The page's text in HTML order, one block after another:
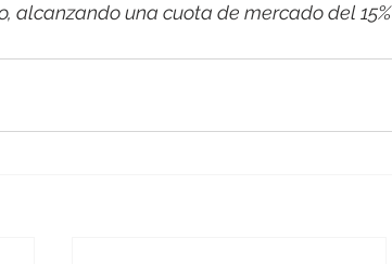
alcanzando una cuota de mercado del 15%